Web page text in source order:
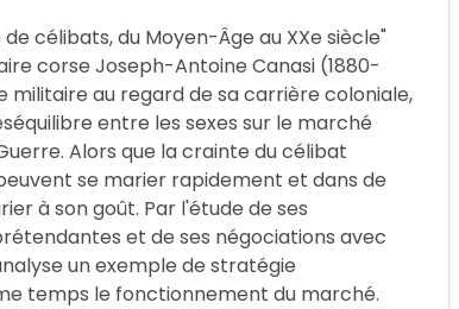
célibats, du Moyen-Âge au XXe siècle"
corse Joseph-Antoine Canasi (1880-
militaire au regard de sa carrière coloniale,
entre les sexes sur le marché
Alors que la crainte du célibat
se marier rapidement et dans de
à son goût. Par l'étude de ses
et de ses négociations avec
un exemple de stratégie
temps le fonctionnement du marché.